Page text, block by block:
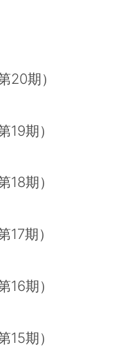
20期）
期）
期）
期）
期）
期）